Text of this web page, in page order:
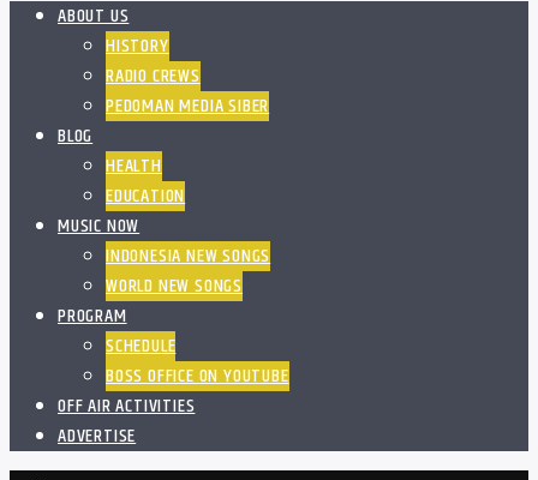
ABOUT US
HISTORY
RADIO CREWS
PEDOMAN MEDIA SIBER
BLOG
HEALTH
EDUCATION
MUSIC NOW
INDONESIA NEW SONGS
WORLD NEW SONGS
PROGRAM
SCHEDULE
BOSS OFFICE ON YOUTUBE
OFF AIR ACTIVITIES
ADVERTISE